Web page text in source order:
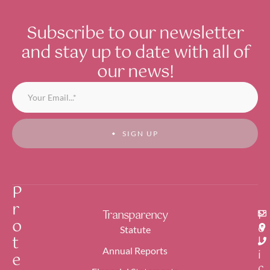
Subscribe to our newsletter
and stay up to date with all of
our news!
SIGN UP
P
r
o
t
e
Transparency
Statute
Annual Reports
P
o
l
i